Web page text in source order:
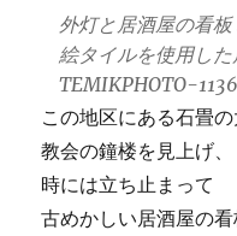
外灯と居酒屋の看板
絵タイルを使用し
TEMIKPHOTO-
この地区にある石畳の
教会の鐘楼を見上げ、
時には立ち止まって
古めかしい居酒屋の看